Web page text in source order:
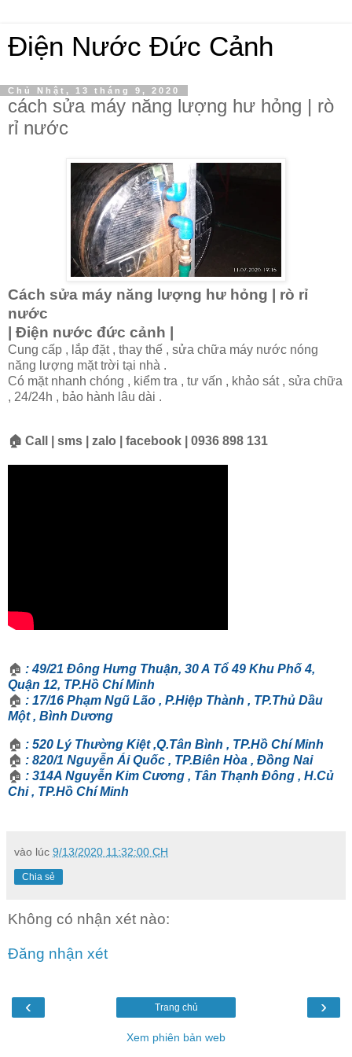
Điện Nước Đức Cảnh
Chủ Nhật, 13 tháng 9, 2020
cách sửa máy năng lượng hư hỏng | rò
rỉ nước
Cách sửa máy năng lượng hư hỏng | rò rỉ
nước
| Điện nước đức cảnh |
Cung cấp , lắp đặt , thay thế , sửa chữa máy nước nóng
năng lượng mặt trời tại nhà .
Có mặt nhanh chóng , kiểm tra , tư vấn , khảo sát , sửa chữa
, 24/24h , bảo hành lâu dài .
🏠 Call | sms | zalo | facebook | 0936 898 131
🏠 : 49/21 Đông Hưng Thuận, 30 A Tổ 49 Khu Phố 4,
Quận 12, TP.Hồ Chí Minh
🏠 : 17/16 Phạm Ngũ Lão , P.Hiệp Thành , TP.Thủ Dầu
Một , Bình Dương
🏠 : 520 Lý Thường Kiệt ,Q.Tân Bình , TP.Hồ Chí Minh
🏠 : 820/1 Nguyễn Ái Quốc , TP.Biên Hòa , Đồng Nai
🏠 : 314A Nguyễn Kim Cương , Tân Thạnh Đông , H.Củ
Chi , TP.Hồ Chí Minh
vào lúc 9/13/2020 11:32:00 CH
Chia sẻ
Không có nhận xét nào:
Đăng nhận xét
‹ ›
Trang chủ
Xem phiên bản web